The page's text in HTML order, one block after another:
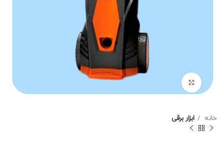
برای بزرگنمایی کلیک کنید
خانه ابزار برقی